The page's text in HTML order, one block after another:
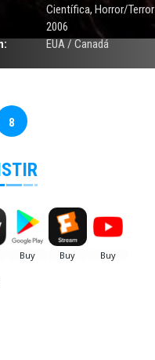
Científica, Horror/Terror
2006
EUA / Canadá
8